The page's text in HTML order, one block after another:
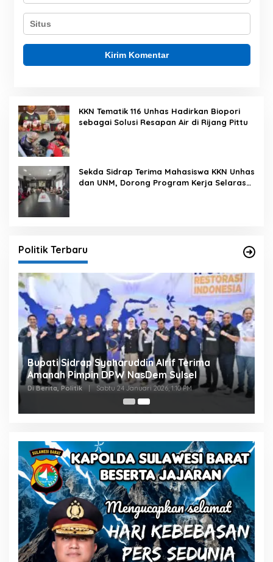
KKN Tematik 116 Unhas Hadirkan Biopori
sebagai Solusi Resapan Air di Rijang Pittu
Sekda Sidrap Terima Mahasiswa KKN Unhas
dan UNM, Dorong Program Kerja Selaras
Politik Terbaru
Bupati Sidrap Syaharuddin Alrif Terima
Amanah Pimpin DPW NasDem Sulsel
Di Berita, Politik | Sabtu 24 Januari 2026, 1:10 PM